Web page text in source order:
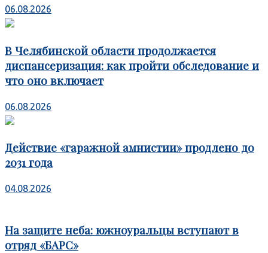
06.08.2026
В Челябинской области продолжается
диспансеризация: как пройти обследование и
что оно включает
06.08.2026
Действие «гаражной амнистии» продлено до
2031 года
04.08.2026
На защите неба: южноуральцы вступают в
отряд «БАРС»